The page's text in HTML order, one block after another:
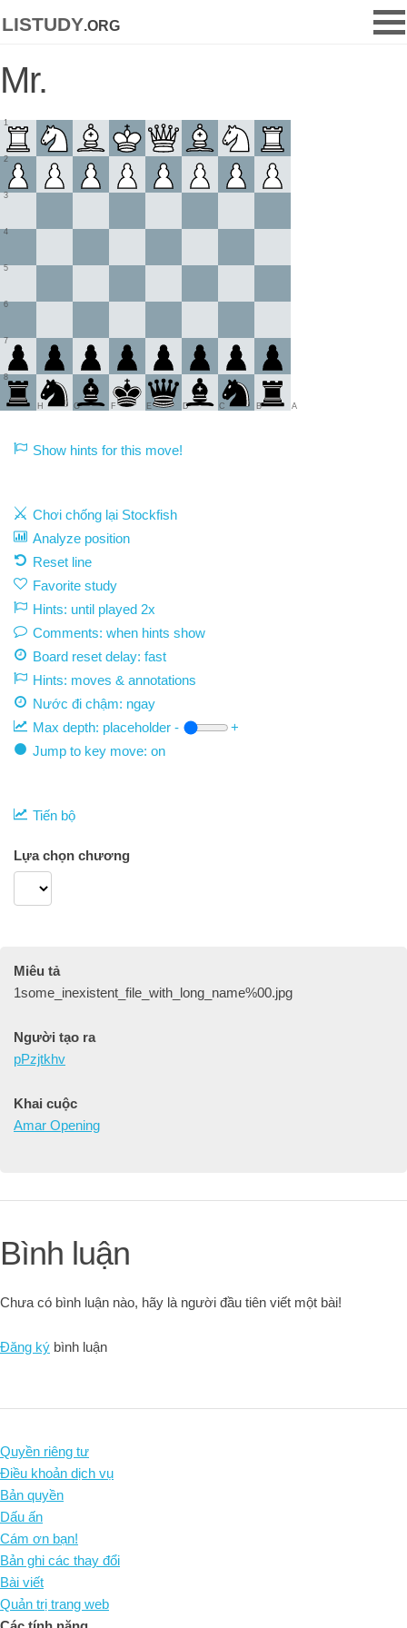
listudy.org
Mr.
1
2
3
4
5
6
7
8
A
B
C
D
E
F
G
H
Show hints for this move!
Chơi chống lại Stockfish
Analyze position
Reset line
Favorite study
Hints: until played 2x
Comments: when hints show
Board reset delay: fast
Hints: moves & annotations
Nước đi chậm: ngay
Max depth: placeholder -
+
Jump to key move: on
Tiến bộ
Lựa chọn chương
Miêu tả
1some_inexistent_file_with_long_name%00.jpg
Người tạo ra
pPzjtkhv
Khai cuộc
Amar Opening
Bình luận
Chưa có bình luận nào, hãy là người đầu tiên viết một bài!
Đăng ký bình luận
Quyền riêng tư
Điều khoản dịch vụ
Bản quyền
Dấu ấn
Cám ơn bạn!
Bản ghi các thay đổi
Bài viết
Quản trị trang web